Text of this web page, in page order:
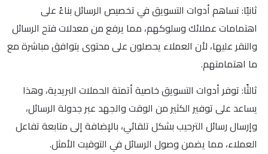
ثانيًا: تساهم أدوات التسويق في تخصيص الرسائل بناءً على
اهتمامات عملائك وسلوكهم، مما يرفع من معدلات فتح الرسائل
والنقر عليها، لأن العملاء يحصلون على محتوى يتوافق مباشرة مع
ما اهتمامتهم.
ثالثًا: توفر أدوات التسويق خاصية أتمتة الحملات البريدية، وهذا
يساعد على توفير الكثير من الوقت والجهد عبر جدولة الرسائل،
وإرسال رسائل الترحيب بشكل تلقائي، بالإضافة إلى متابعة تفاعل
العملاء، مما يضمن وصول الرسائل في التوقيت الأمثل.